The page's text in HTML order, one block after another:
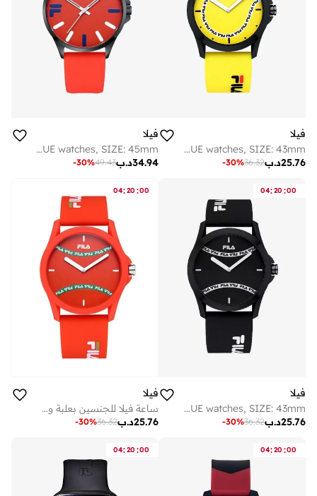
فيلا
FILA ADULT 38-864-105 ANALOGUE watches, SIZE: 43mm
د.ب25.76
36.32
-30%
فيلا
FILA ADULT 38-866-004 ANALOGUE watches, SIZE: 45mm
د.ب34.94
49.43
-30%
04:20 :00
فيلا
FILA ADULT 38-864-002 ANALOGUE watches, SIZE: 43mm
د.ب25.76
36.32
-30%
04:20 :00
فيلا
ساعة فيلا للجنسين بعلبة وسوار سيليكون أحمر، مقاس مم
د.ب25.76
36.32
-30%
04:20 :00
04:20 :00